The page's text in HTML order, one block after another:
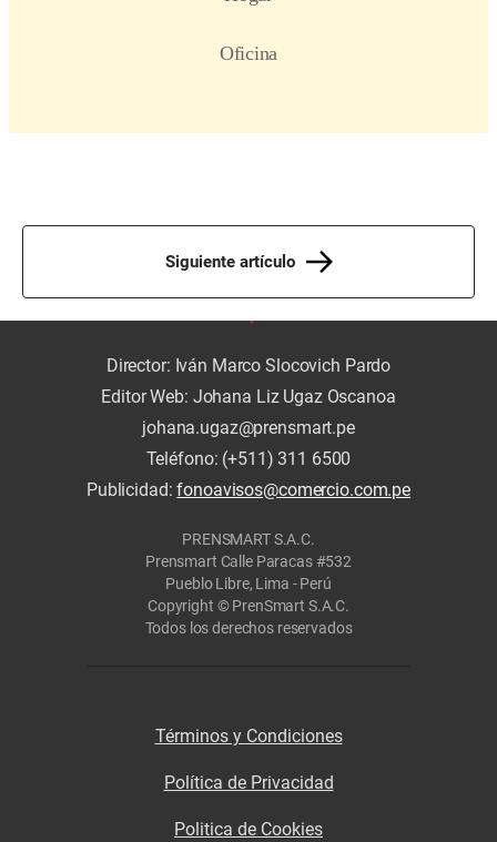
Siguiente artículo
Director: Iván Marco Slocovich Pardo
Editor Web: Johana Liz Ugaz Oscanoa
johana.ugaz@prensmart.pe
Teléfono: (+511) 311 6500
Publicidad:fonoavisos@comercio.com.pe
PRENSMART S.A.C.
Prensmart Calle Paracas #532
Pueblo Libre, Lima - Perú
Copyright © PrenSmart S.A.C.
Todos los derechos reservados
Términos y Condiciones
Política de Privacidad
Politica de Cookies